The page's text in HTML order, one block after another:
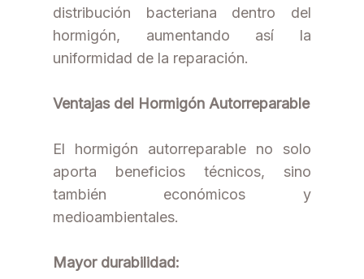
distribución bacteriana dentro del
hormigón, aumentando así la
uniformidad de la reparación.
Ventajas del Hormigón Autorreparable
El hormigón autorreparable no solo
aporta beneficios técnicos, sino
también económicos y
medioambientales.
Mayor durabilidad: